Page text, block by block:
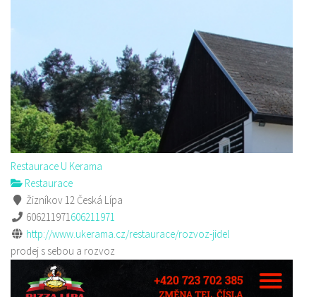
Restaurace U Kerama
Restaurace
Žizníkov 12 Česká Lípa
606211971606211971
http://www.ukerama.cz/restaurace/rozvoz-jidel
prodej s sebou a rozvoz